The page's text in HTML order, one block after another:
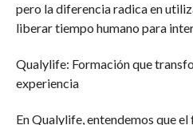
pero la diferencia radica en
liberar tiempo humano para
Qualylife: Formación que
experiencia
En Qualylife, entendemos que